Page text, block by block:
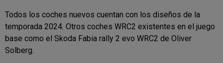
Todos los coches nuevos cuentan con los diseños de la
temporada 2024. Otros coches WRC2 existentes en el juego
base como el Skoda Fabia rally 2 evo WRC2 de Oliver
Solberg.